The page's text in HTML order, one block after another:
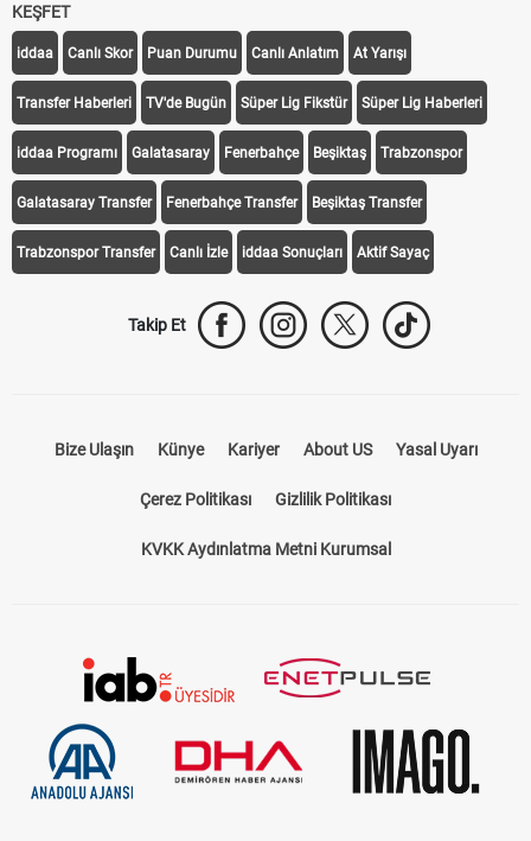
KEŞFET
iddaa Canlı Skor Puan Durumu Canlı Anlatım At Yarışı
Transfer Haberleri TV'de Bugün Süper Lig Fikstür Süper Lig Haberleri
iddaa Programı Galatasaray Fenerbahçe Beşiktaş Trabzonspor
Galatasaray Transfer Fenerbahçe Transfer Beşiktaş Transfer
Trabzonspor Transfer Canlı İzle iddaa Sonuçları Aktif Sayaç
Takip Et
Bize Ulaşın Künye Kariyer About US Yasal Uyarı
Çerez Politikası Gizlilik Politikası
KVKK Aydınlatma Metni Kurumsal